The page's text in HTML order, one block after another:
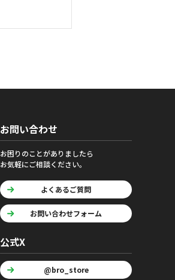
お問い合わせ
お困りのことがありましたら
お気軽にご相談ください。
よくあるご質問
お問い合わせフォーム
公式X
@bro_store